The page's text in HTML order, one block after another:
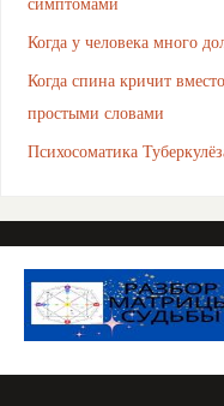
Когда у человека много
Когда спина кричит
простыми словами
Психосоматика